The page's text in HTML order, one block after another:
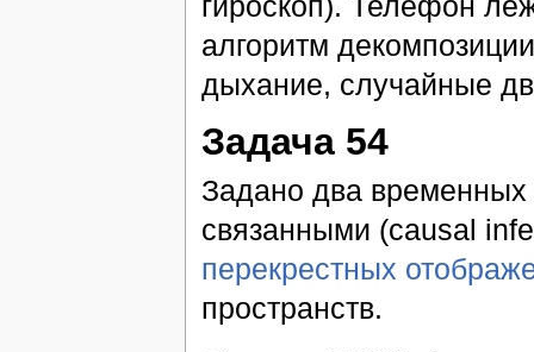
алгоритм
дыхание, случайные
Задача 54
Задано два
связанными (causal
перекрестных
пространств.